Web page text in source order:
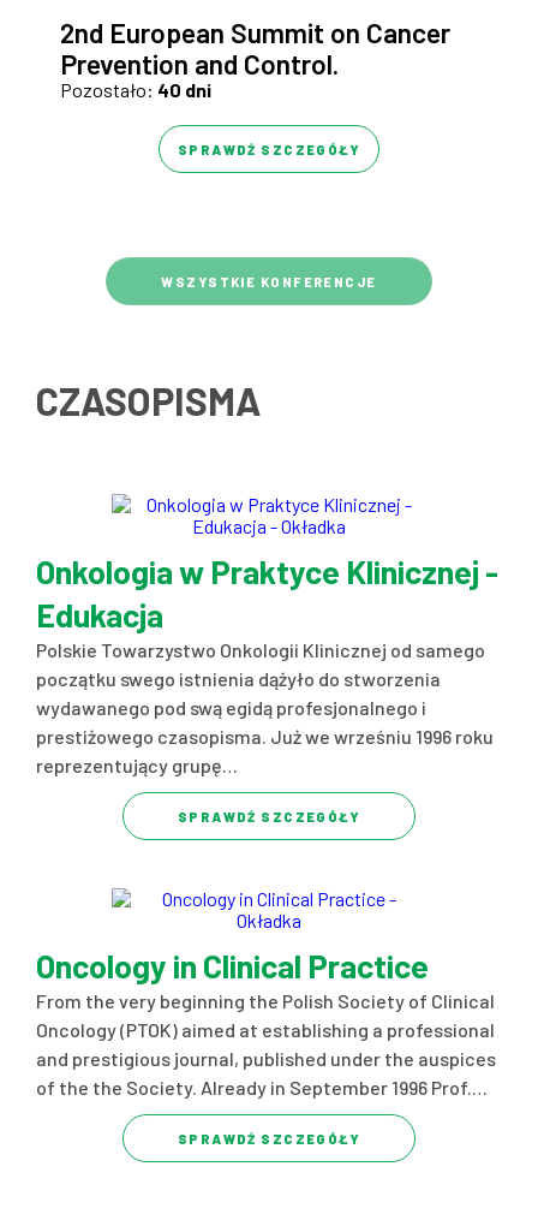
2nd European Summit on Cancer
Prevention and Control.
Pozostało: 40 dni
SPRAWDŹ SZCZEGÓŁY
WSZYSTKIE KONFERENCJE
CZASOPISMA
Onkologia w Praktyce Klinicznej -
Edukacja
Polskie Towarzystwo Onkologii Klinicznej od samego
początku swego istnienia dążyło do stworzenia
wydawanego pod swą egidą profesjonalnego i
prestiżowego czasopisma. Już we wrześniu 1996 roku
reprezentujący grupę…
SPRAWDŹ SZCZEGÓŁY
Oncology in Clinical Practice
From the very beginning the Polish Society of Clinical
Oncology (PTOK) aimed at establishing a professional
and prestigious journal, published under the auspices
of the the Society. Already in September 1996 Prof.…
SPRAWDŹ SZCZEGÓŁY